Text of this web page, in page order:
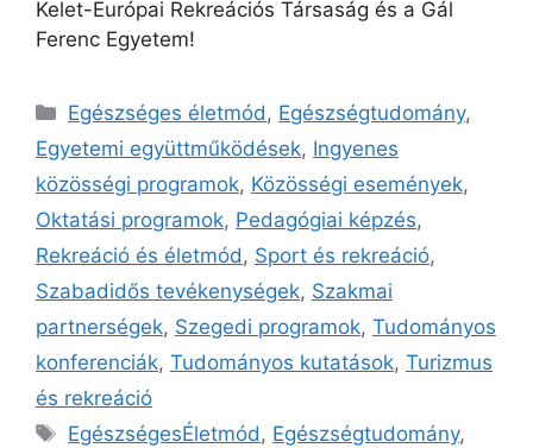
Kelet-Európai Rekreációs Társaság és a Gál
Ferenc Egyetem!
Egészséges életmód , Egészségtudomány,
Egyetemi együttműködések, Ingyenes
közösségi programok, Közösségi események,
Oktatási programok, Pedagógiai képzés,
Rekreáció és életmód , Sport és rekreáció,
Szabadidős tevékenységek, Szakmai
partnerségek, Szegedi programok, Tudományos
konferenciák, Tudományos kutatások, Turizmus
és rekreáció
EgészségesÉletmód , Egészségtudomány,